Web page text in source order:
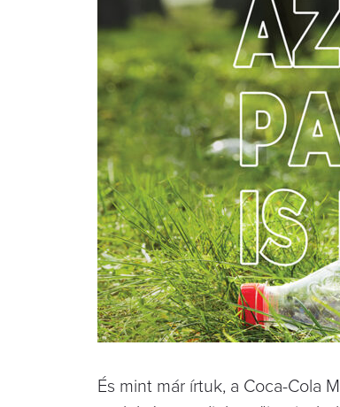
És mint már írtuk, a Coca-Cola